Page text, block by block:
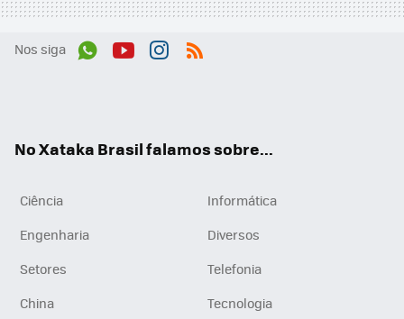
Nos siga
No Xataka Brasil falamos sobre...
Ciência
Informática
Engenharia
Diversos
Setores
Telefonia
China
Tecnologia